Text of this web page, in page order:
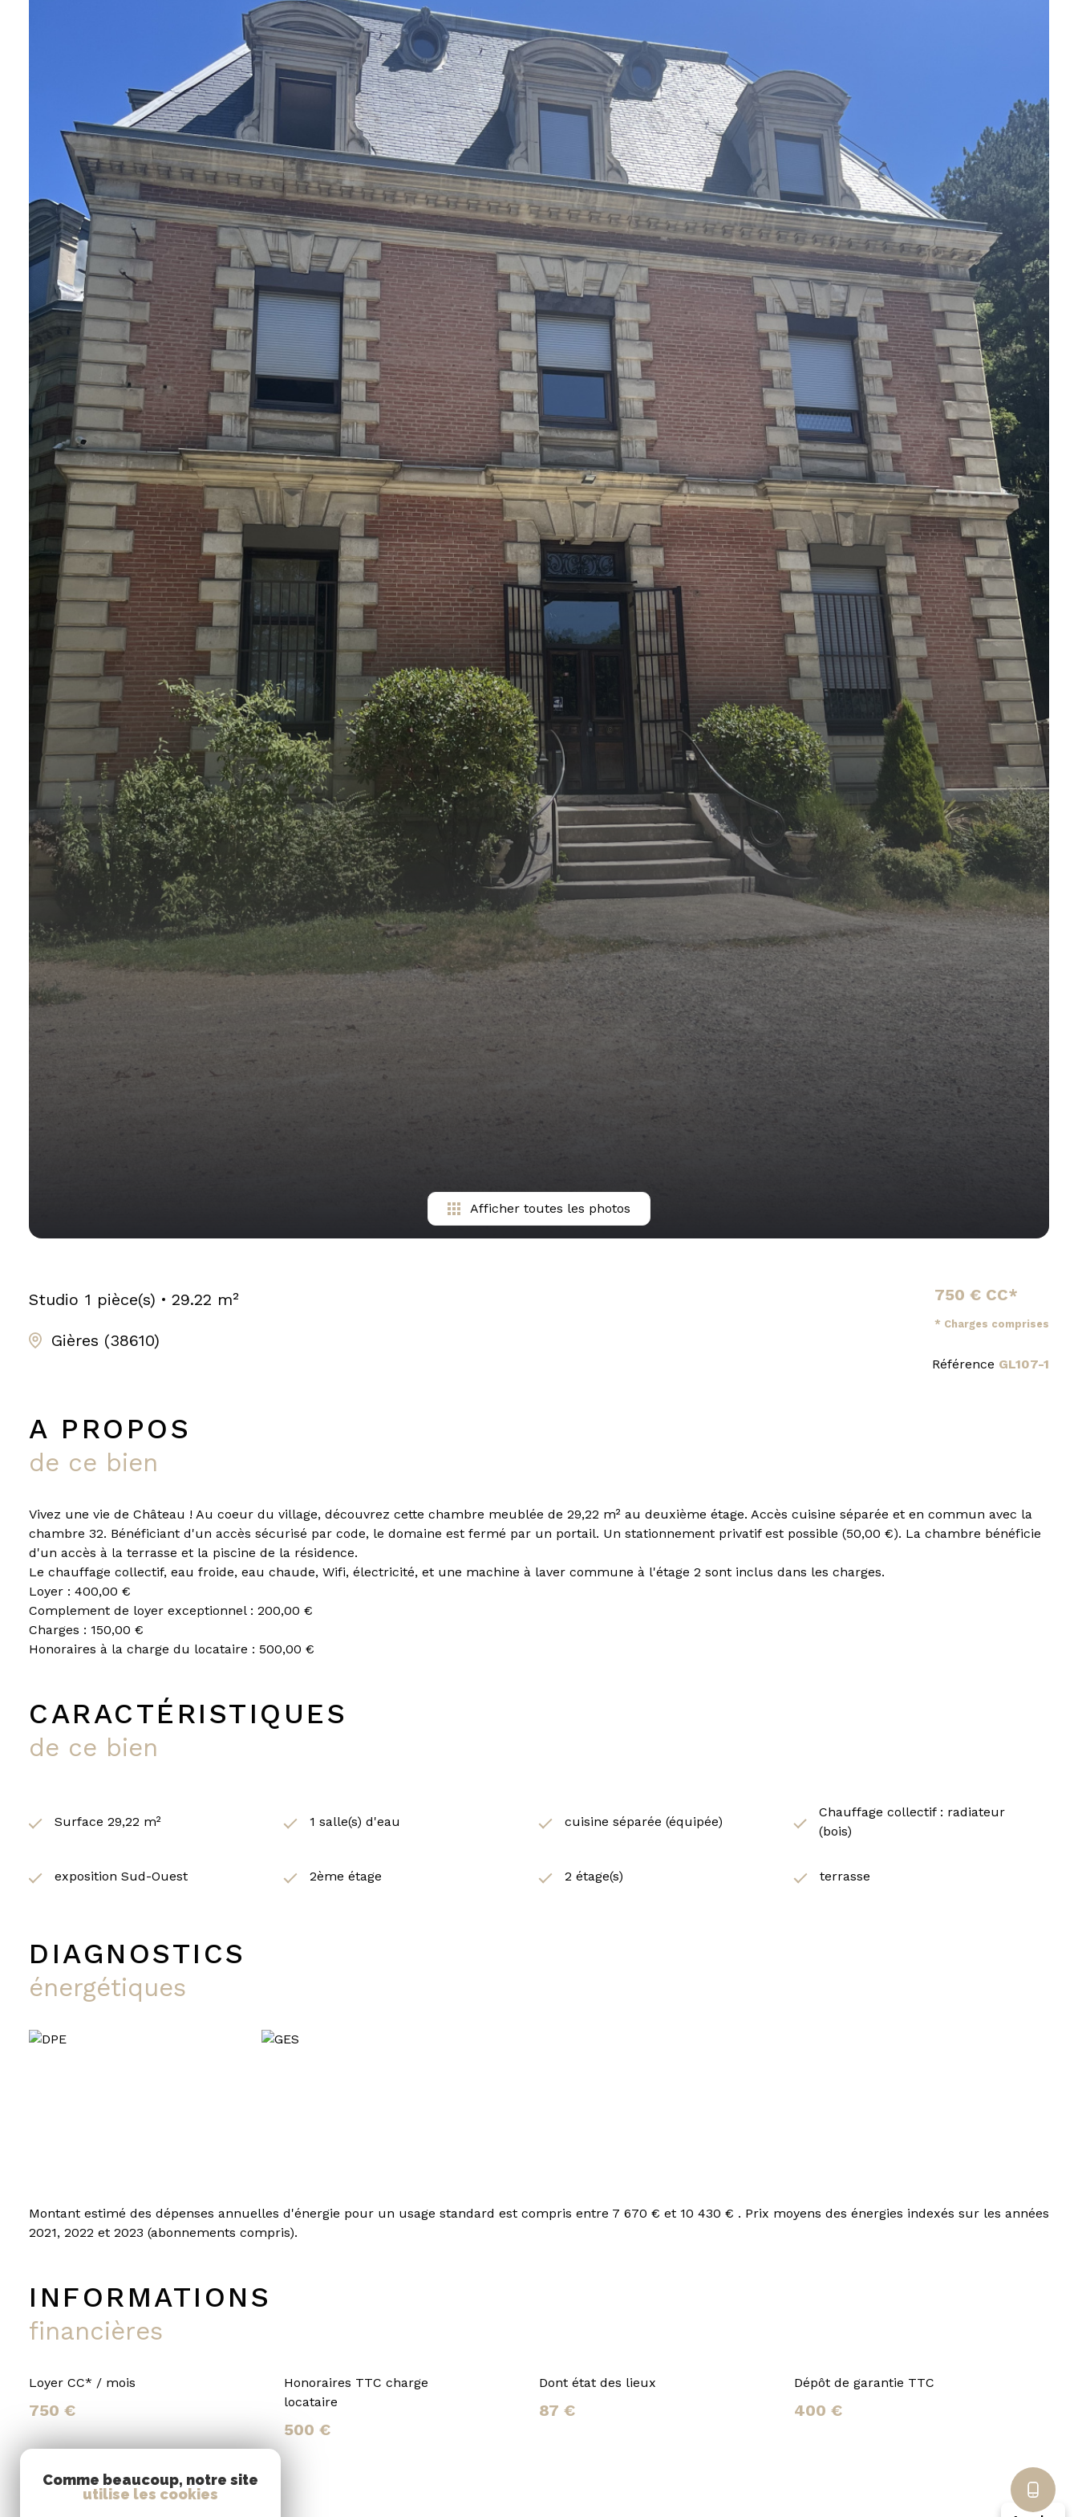
Afficher toutes les photos
Studio 1 pièce(s) 29.22 m²
Gières (38610)
750 € CC*
* Charges comprises
Référence GL107-1
A PROPOS
de ce bien
Vivez une vie de Château ! Au coeur du village, découvrez cette chambre meublée de 29,22 m² au deuxième étage. Accès cuisine séparée et en commun avec la
chambre 32. Bénéficiant d'un accès sécurisé par code, le domaine est fermé par un portail. Un stationnement privatif est possible (50,00 €). La chambre bénéficie
d'un accès à la terrasse et la piscine de la résidence.
Le chauffage collectif, eau froide, eau chaude, Wifi, électricité, et une machine à laver commune à l'étage 2 sont inclus dans les charges.
Loyer : 400,00 €
Complement de loyer exceptionnel : 200,00 €
Charges : 150,00 €
Honoraires à la charge du locataire : 500,00 €
CARACTÉRISTIQUES
de ce bien
Surface 29,22 m² 1 salle(s) d'eau cuisine séparée (équipée)
Chauffage collectif : radiateur
(bois)
exposition Sud-Ouest 2ème étage 2 étage(s) terrasse
DIAGNOSTICS
énergétiques
Montant estimé des dépenses annuelles d'énergie pour un usage standard est compris entre 7 670 € et 10 430 € . Prix moyens des énergies indexés sur les années
2021, 2022 et 2023 (abonnements compris).
INFORMATIONS
financières
Loyer CC* / mois
750 €
Honoraires TTC charge
locataire
500 €
Dont état des lieux
87 €
Dépôt de garantie TTC
400 €
Charges locatives
(Previsionnelles mensuelles
Comme beaucoup, notre site
utilise les cookies